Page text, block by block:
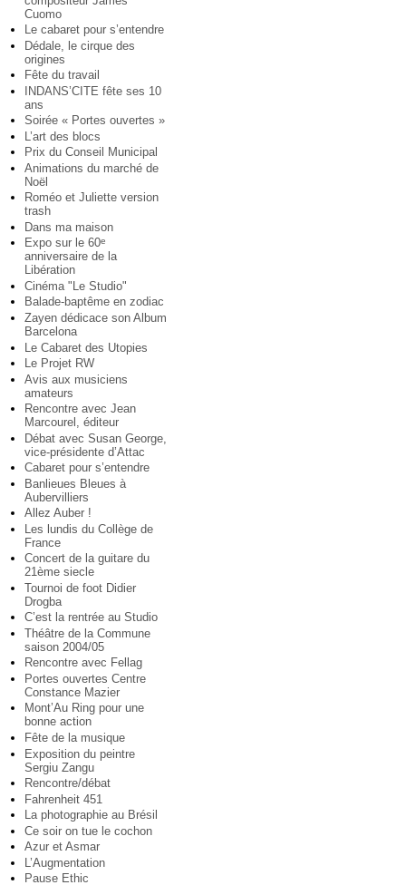
Cuomo
Le cabaret pour s’entendre
Dédale, le cirque des
origines
Fête du travail
INDANS’CITE fête ses 10
ans
Soirée « Portes ouvertes »
L’art des blocs
Prix du Conseil Municipal
Animations du marché de
Noël
Roméo et Juliette version
trash
Dans ma maison
Expo sur le 60e
anniversaire de la
Libération
Cinéma "Le Studio"
Balade-baptême en zodiac
Zayen dédicace son Album
Barcelona
Le Cabaret des Utopies
Le Projet RW
Avis aux musiciens
amateurs
Rencontre avec Jean
Marcourel, éditeur
Débat avec Susan George,
vice-présidente d’Attac
Cabaret pour s’entendre
Banlieues Bleues à
Aubervilliers
Allez Auber !
Les lundis du Collège de
France
Concert de la guitare du
21ème siecle
Tournoi de foot Didier
Drogba
C’est la rentrée au Studio
Théâtre de la Commune
saison 2004/05
Rencontre avec Fellag
Portes ouvertes Centre
Constance Mazier
Mont’Au Ring pour une
bonne action
Fête de la musique
Exposition du peintre
Sergiu Zangu
Rencontre/débat
Fahrenheit 451
La photographie au Brésil
Ce soir on tue le cochon
Azur et Asmar
L’Augmentation
Pause Ethic